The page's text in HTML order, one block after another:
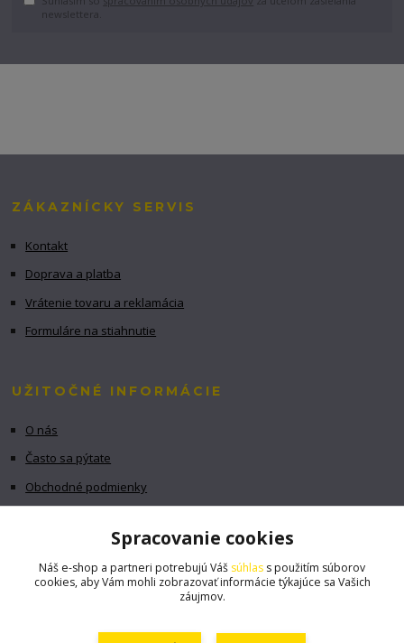
newslettera.
ZÁKAZNÍCKY SERVIS
Kontakt
Doprava a platba
Vrátenie tovaru a reklamácia
Formuláre na stiahnutie
UŽITOČNÉ INFORMÁCIE
O nás
Často sa pýtate
Obchodné podmienky
Spracovanie cookies
Náš e-shop a partneri potrebujú Váš súhlas s použitím súborov
cookies, aby Vám mohli zobrazovať informácie týkajúce sa Vašich
záujmov.